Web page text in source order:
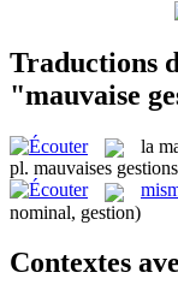
Traductions
"mauvaise
la
pl. mauvaises gestions
nominal, gestion)
Contextes